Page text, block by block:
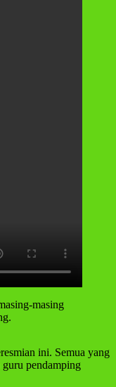
masing
ini. Semua yang
pendamping